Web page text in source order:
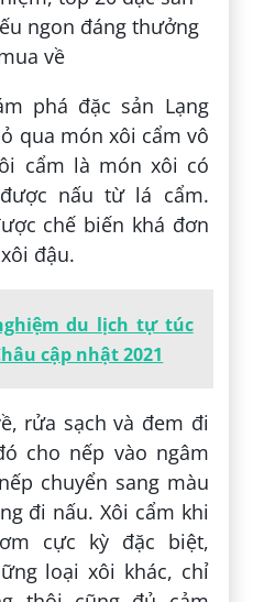
phá đặc sản Lạng
qua món xôi cẩm vô
cẩm là món xôi có
nấu từ lá cẩm.
chế biến khá đơn
đậu.
du lịch tự túc
cập nhật 2021
rửa sạch và đem đi
cho nếp vào ngâm
chuyển sang màu
đi nấu. Xôi cẩm khi
cực kỳ đặc biệt,
loại xôi khác, chỉ